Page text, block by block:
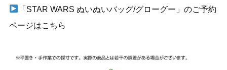
「STAR WARS ぬいぬいバッグ/グローグー」のご予約
ページはこちら